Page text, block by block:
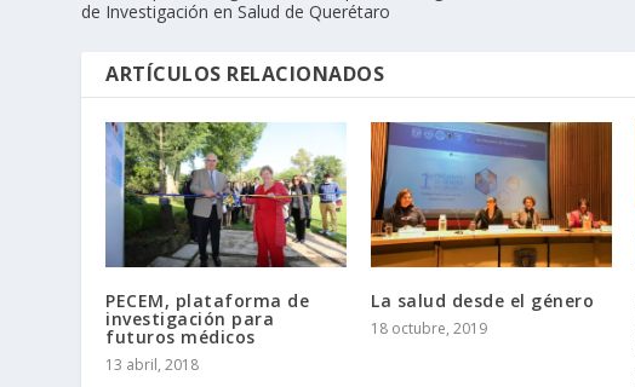
de Investigación en Salud de Querétaro
ARTÍCULOS RELACIONADOS
PECEM, plataforma de
investigación para
futuros médicos
13 abril, 2018
La salud desde el género
18 octubre, 2019